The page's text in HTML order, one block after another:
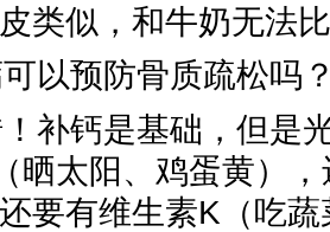
类似，和牛奶无法
以预防骨质疏松吗
补钙是基础，但是
晒太阳、鸡蛋黄）
要有维生素K（吃